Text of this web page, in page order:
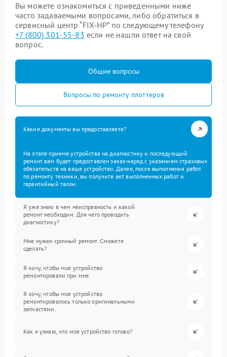
Вы можете ознакомиться с приведенными ниже
часто задаваемыми вопросами, либо обратиться в
сервисный центр “FIX-HP” по следующему телефону
+7 (800) 301-55-83 если не нашли ответ на свой
вопрос.
Общие вопросы
Вопросы по ремонту плоттеров
Какие документы вы предоставляете?
На этапе приема устройства на диагностику и последующий
ремонт вам будет предоставлен заказ-наряд с указанием страховых
обязательств на ваше устройство. Далее, после выполнения работ
по ремонту техники, вы получите акт выполненных работ и
гарантийный талон.
Я уже знаю в чем неисправность и какой
ремонт необходим. Для чего проводить
диагностику?
Мне нужен срочный ремонт. Сможете
сделать?
Я хочу, чтобы мое устройство
ремонтировали при мне.
Я хочу, чтобы мое устройство
ремонтировалось только оригинальными
запчастями.
Как я узнаю, что мое устройство готово?